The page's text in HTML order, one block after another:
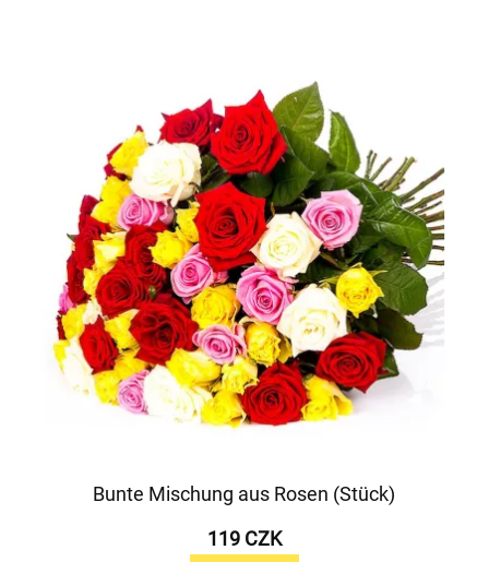
Bunte Mischung aus Rosen (Stück)
119 CZK